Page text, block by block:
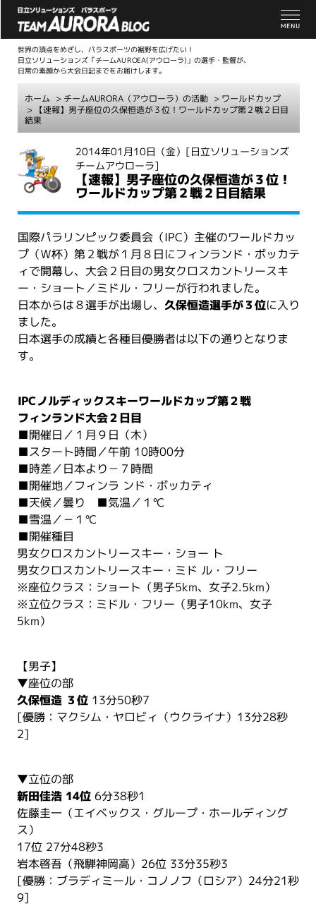
世界の頂点をめざし、パラスポーツの裾野を広げたい！
日立ソリューションズ「チームAUROEA(アウローラ)」の選手・監督が、
日常の素顔から大会日記までをお届けします。
ホーム > チームAURORA（アウローラ）の活動 > ワールドカップ
> 【速報】男子座位の久保恒造が３位！ワールドカップ第２戦２日目
結果
2014年01月10日（金） [日立ソリューションズ
チームアウローラ]
【速報】男子座位の久保恒造が３位！
ワールドカップ第２戦２日目結果
国際パラリンピック委員会（IPC）主催のワールドカッ
プ（Ｗ杯）第２戦が１月８日にフィンランド・ボッカテ
ィで開幕し、大会２日目の男女クロスカントリースキ
ー・ショート／ミドル・フリーが行われました。
日本からは８選手が出場し、 久保恒造選手が３位に入り
ました。
日本選手の成績と各種目優勝者は以下の通りとなりま
す。
IPCノルディックスキーワールドカップ第２戦
フィンランド大会２日目
■開催日／１月９日（木）
■スタート時間／午前 10時00分
■時差／日本より－７時間
■開催地／フィンラ ンド・ボッカティ
■天候／曇り ■気温／１℃
■雪温／－１℃
■開催種目
男女クロスカントリースキー・ショー ト
男女クロスカントリースキー・ミド ル・フリー
※座位クラス：ショート（男子5km、女子2.5km）
※立位クラス：ミドル・フリー（男子10km、女子
5km）
【男子】
▼座位の部
久保恒造 ３位 13分50秒7
[優勝：マクシム・ヤロビィ（ウクライナ）13分28秒
2]
▼立位の部
新田佳浩 14位 6分38秒1
佐藤圭一（エイベックス・グループ・ホールディング
ス）
17位 27分48秒3
岩本啓吾（飛騨神岡高）26位 33分35秒3
[優勝：ブラディミール・コノノフ（ロシア）24分21秒
9]